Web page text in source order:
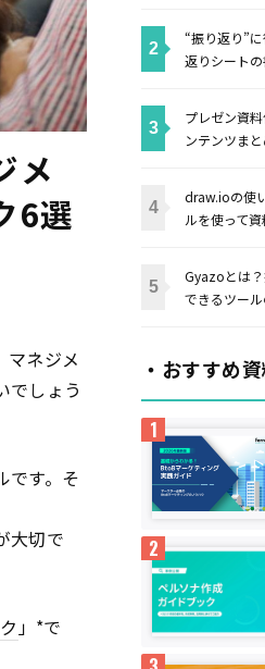
メ
6選
マネジメ
でしょう
です。そ
大切で
」*で
“振り返り”
返りシート
プレゼン資
ンテンツま
draw.ioの使
ルを使って
Gyazoとは
できるツー
・おすすめ